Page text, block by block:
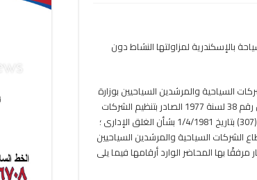
وزارة السياحة والآثار قراراً بغلق 6 شركات سياحة بالإسكندرية لمزاولتها النشاط دون
لسنة 2020، الصادر عن قطاع الشركات السياحية والمرشدين السياحيين بوزارة
السياحة والآثار، بتاريخ 1/10/2020 والذى جاء فيه بعد الاطلاع على القانون رقم 38 لسنة 1977 الصادر بتنظيم الشركات
السياحية ولائحته التنفيذية وتعديلاتهما ؛ وعلى فتوى مجلس الدولة رقم (307) بتاريخ 1/4/1981 بشأن الغلق الإدارى ؛
2012 الصادر بتفويض رئيس قطاع الشركات السياحية والمرشدين السياحيين
بها المحاضر الوارد أرقامها فيما يلى